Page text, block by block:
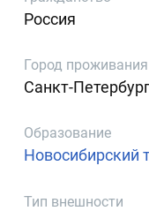
Россия
Город проживания
Санкт-
Образование
Новосибирский
Тип внешности